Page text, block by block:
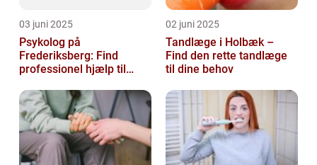
03 juni 2025
Psykolog på
Frederiksberg: Find
professionel hjælp til
02 juni 2025
Tandlæge i Holbæk –
Find den rette tandlæge
til dine behov